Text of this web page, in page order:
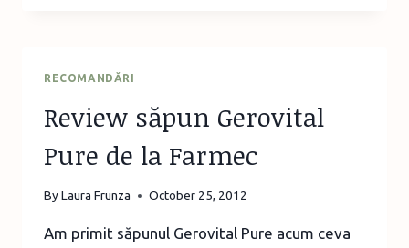
DE
LA
NEMIRA
RECOMANDĂRI
Review săpun Gerovital
Pure de la Farmec
ByLaura Frunza October 25, 2012
Am primit săpunul Gerovital Pure acum ceva